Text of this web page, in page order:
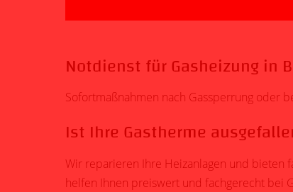
Notdienst für Gasheizung in
Sofortmaßnahmen nach Gassperrung oder
Ist Ihre Gastherme
Wir reparieren Ihre Heizanlagen und bieten
helfen Ihnen preiswert und fachgerecht bei